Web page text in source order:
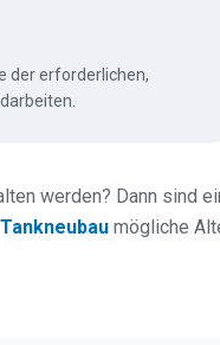
der erforderlichen,
werden? Dann sind
Tankneubaumögliche